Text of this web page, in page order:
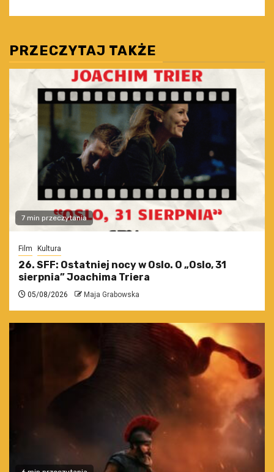
PRZECZYTAJ TAKŻE
7 min przeczytania
Film Kultura
26. SFF: Ostatniej nocy w Oslo. O „Oslo, 31
sierpnia” Joachima Triera
05/08/2026 Maja Grabowska